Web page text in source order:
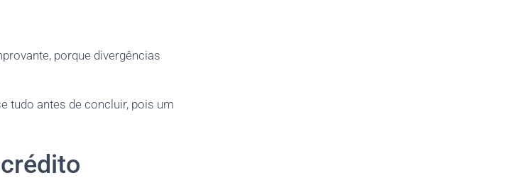
porque divergências
tudo antes de concluir, pois um